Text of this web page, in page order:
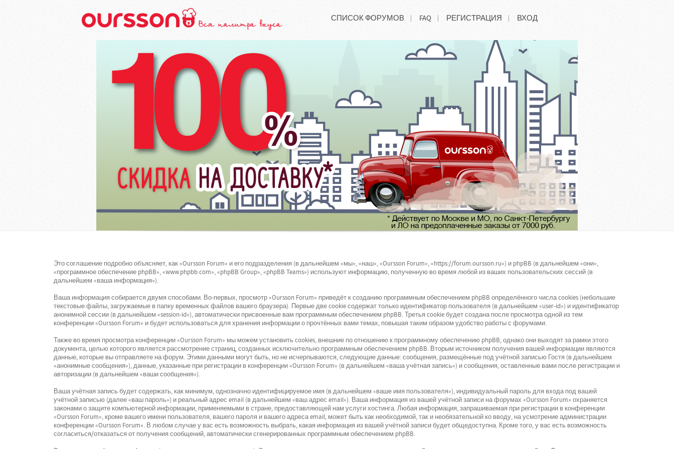
СПИСОК ФОРУМОВ FAQ РЕГИСТРАЦИЯ ВХОД
Это соглашение подробно объясняет, как «Oursson Forum» и его подразделения (в дальнейшем «мы», «наш», «Oursson Forum», «https://forum.oursson.ru») и phpBB (в дальнейшем «они»,
«программное обеспечение phpBB», «www.phpbb.com», «phpBB Group», «phpBB Teams») используют информацию, полученную во время любой из ваших пользовательских сессий (в
дальнейшем «ваша информация»).
Ваша информация собирается двумя способами. Во-первых, просмотр «Oursson Forum» приведёт к созданию программным обеспечением phpBB определённого числа cookies (небольшие
текстовые файлы, загружаемые в папку временных файлов вашего браузера). Первые две cookie содержат только идентификатор пользователя (в дальнейшем «user-id») и идентификатор
анонимной сессии (в дальнейшем «session-id»), автоматически присвоенные вам программным обеспечением phpBB. Третья cookie будет создана после просмотра одной из тем
конференции «Oursson Forum» и будет использоваться для хранения информации о прочтённых вами темах, повышая таким образом удобство работы с форумами.
Также во время просмотра конференции «Oursson Forum» мы можем установить cookies, внешние по отношению к программному обеспечению phpBB, однако они выходят за рамки этого
документа, целью которого является рассмотрение страниц, созданных исключительно программным обеспечением phpBB. Вторым источником получения вашей информации являются
данные, которые вы отправляете на форум. Этими данными могут быть, но не исчерпываются, следующие данные: сообщения, размещённые под учётной записью Гостя (в дальнейшем
«анонимные сообщения»), данные, указанные при регистрации в конференции «Oursson Forum» (в дальнейшем «ваша учётная запись») и сообщения, оставленные вами после регистрации и
авторизации (в дальнейшем «ваши сообщения»).
Ваша учётная запись будет содержать, как минимум, однозначно идентифицируемое имя (в дальнейшем «ваше имя пользователя»), индивидуальный пароль для входа под вашей
учётной записью (далее «ваш пароль») и реальный адрес email (в дальнейшем «ваш адрес email»). Ваша информация из вашей учётной записи на форумах «Oursson Forum» охраняется
законами о защите компьютерной информации, применяемыми в стране, предоставляющей нам услуги хостинга. Любая информация, запрашиваемая при регистрации в конференции
«Oursson Forum», кроме вашего имени пользователя, вашего пароля и вашего адреса email, может быть как необходимой, так и необязательной ко вводу, на усмотрение администрации
конференции «Oursson Forum». В любом случае у вас есть возможность выбрать, какая информация из вашей учётной записи будет общедоступна. Кроме того, у вас есть возможность
согласиться/отказаться от получения сообщений, автоматически сгенерированных программным обеспечением phpBB.